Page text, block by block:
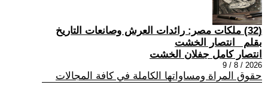
(32) ملكات مصر: رائدات العرش وصانعات التاريخ
بقلم _انتصار الخشت
انتصار كامل جفلان الخشت
2026 / 8 / 9
حقوق المراة ومساواتها الكاملة في كافة المجالات